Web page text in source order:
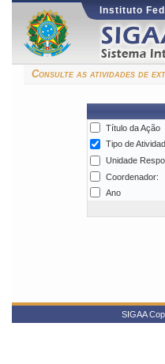
Instituto
Consulte as atividades de
Título da Ação
Tipo de
Unidade
Coordenador:
Ano
SIGAA